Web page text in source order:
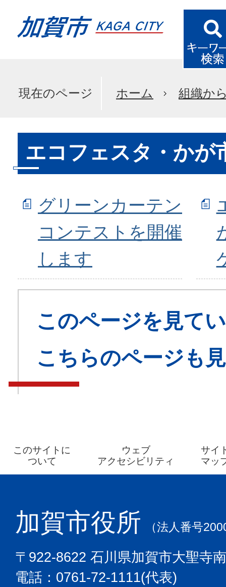
現在のページ ホーム 組織か
エコフェスタ・かが
グリーンカーテン
コンテストを開催
します
このページを見て
こちらのページも
このサイトに
ついて
ウェブ
アクセシビリティ
サイ
マッ
加賀市役所 （法人番号
〒922-8622 石川県加賀市大聖寺
電話：0761-72-1111(代表)